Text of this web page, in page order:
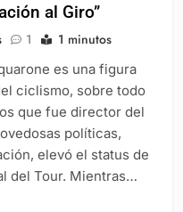
al Giro”
1 1 minutos
es una figura
ciclismo, sobre todo
que fue director del
políticas,
elevó el status de
del Tour. Mientras…